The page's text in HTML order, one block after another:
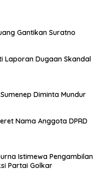
Gantikan Suratno
Laporan Dugaan Skandal
Diminta Mundur
Nama Anggota DPRD
Istimewa Pengambilan
Partai Golkar